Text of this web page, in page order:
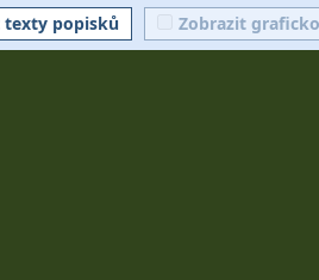
texty popisků Zobrazit